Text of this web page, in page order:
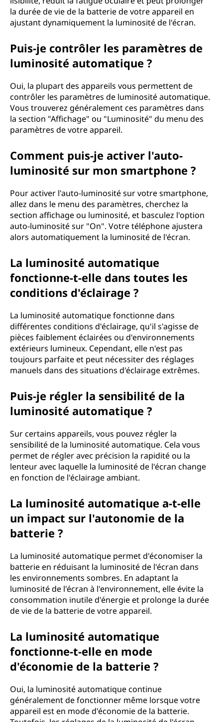
la durée de vie de la batterie de votre appareil en
ajustant dynamiquement la luminosité de l'écran.
Puis-je contrôler les paramètres de
luminosité automatique ?
Oui, la plupart des appareils vous permettent de
contrôler les paramètres de luminosité automatique.
Vous trouverez généralement ces paramètres dans
la section "Affichage" ou "Luminosité" du menu des
paramètres de votre appareil.
Comment puis-je activer l'auto-
luminosité sur mon smartphone ?
Pour activer l'auto-luminosité sur votre smartphone,
allez dans le menu des paramètres, cherchez la
section affichage ou luminosité, et basculez l'option
auto-luminosité sur "On". Votre téléphone ajustera
alors automatiquement la luminosité de l'écran.
La luminosité automatique
fonctionne-t-elle dans toutes les
conditions d'éclairage ?
La luminosité automatique fonctionne dans
différentes conditions d'éclairage, qu'il s'agisse de
pièces faiblement éclairées ou d'environnements
extérieurs lumineux. Cependant, elle n'est pas
toujours parfaite et peut nécessiter des réglages
manuels dans des situations d'éclairage extrêmes.
Puis-je régler la sensibilité de la
luminosité automatique ?
Sur certains appareils, vous pouvez régler la
sensibilité de la luminosité automatique. Cela vous
permet de régler avec précision la rapidité ou la
lenteur avec laquelle la luminosité de l'écran change
en fonction de l'éclairage ambiant.
La luminosité automatique a-t-elle
un impact sur l'autonomie de la
batterie ?
La luminosité automatique permet d'économiser la
batterie en réduisant la luminosité de l'écran dans
les environnements sombres. En adaptant la
luminosité de l'écran à l'environnement, elle évite la
consommation inutile d'énergie et prolonge la durée
de vie de la batterie de votre appareil.
La luminosité automatique
fonctionne-t-elle en mode
d'économie de la batterie ?
Oui, la luminosité automatique continue
généralement de fonctionner même lorsque votre
appareil est en mode d'économie de la batterie.